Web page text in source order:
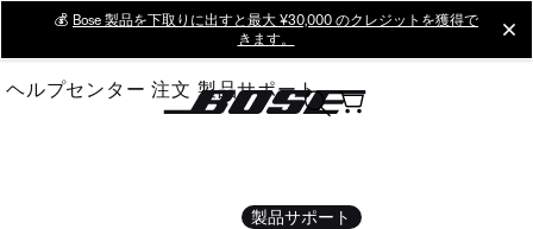
Main
💰 Bose 製品を下取りに出すと最大 ¥30,000 のクレジットを獲得で
きます。
ヘルプセンター 注文 製品サポート
製品サポート